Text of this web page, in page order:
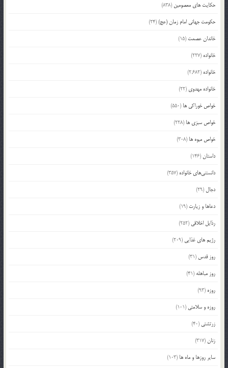
حکایت های معصومین (838)
حکومت جهانی امام زمان (عج)(24)
خاندان عصمت (15)
خانواده (227)
خانواده (2,682)
خانواده مهدوی (22)
خواص خوراکی ها (550)
خواص سبزی ها (228)
خواص میوه ها (308)
داستان(146)
دانستنی‌های خانواده (357)
دجال (29)
دعاها و زیارت (19)
رذایل اخلاقی (252)
رژیم های غذایی (209)
روز قدس (31)
روز مباهله (41)
روزه (93)
روزه و سلامتی (101)
زرتشتی (40)
زنان(317)
سایر روزها و ماه ها (103)